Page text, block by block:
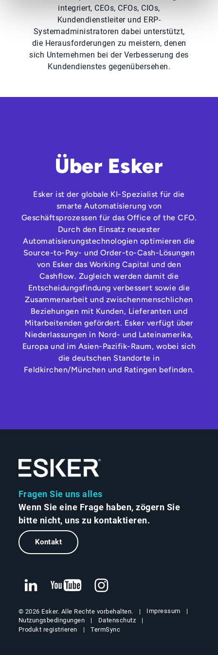
integriert, CEOs, CFOs, CIOs,
Kundendienstleiter und ERP-
Systemadministratoren dabei unterstützt,
die Herausforderungen zu meistern, denen
sich Unternehmen bei der Verbesserung des
Kundendienstes gegenübersehen.
Über Esker
Esker ist der globale KI-Spezialist für die
smarte Automatisierung von
Geschäftsprozessen für das Office of the CFO.
Durch den Einsatz neuester
Automatisierungstechnologien optimieren die
Source-to-Pay- und Order-to-Cash-Lösungen
von Esker das Working Capital und den
Cashflow. Zugleich werden damit die
Entscheidungsfindung verbessert sowie die
Zusammenarbeit und zwischenmenschlichen
Beziehungen mit Kunden, Lieferanten und
Mitarbeitenden gefördert. Esker verfügt über
Niederlassungen in Nord- und Lateinamerika,
Europa und im Asien-Pazifik-Raum, wobei sich
die deutschen Standorte in
Feldkirchen/München und Ratingen befinden.
Fragen Sie uns alles
Wenn Sie eine Frage haben, zögern Sie
bitte nicht, uns zu kontaktieren.
Kontakt
© 2026 Esker. Alle Rechte vorbehalten.
Impressum
Nutzungsbedingungen
Datenschutz
Produkt registrieren
TermSync